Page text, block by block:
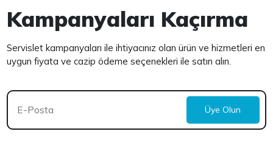
Kampanyaları Kaçırma
Servislet kampanyaları ile ihtiyacınız olan ürün ve hizmetleri en
uygun fiyata ve cazip ödeme seçenekleri ile satın alın.
Üye Olun